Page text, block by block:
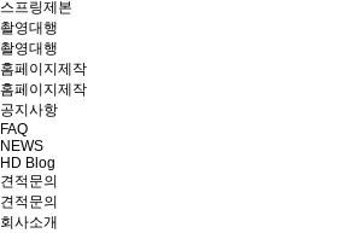
스프링제본
촬영대행
촬영대행
홈페이지제작
홈페이지제작
공지사항
FAQ
NEWS
HD Blog
견적문의
견적문의
회사소개